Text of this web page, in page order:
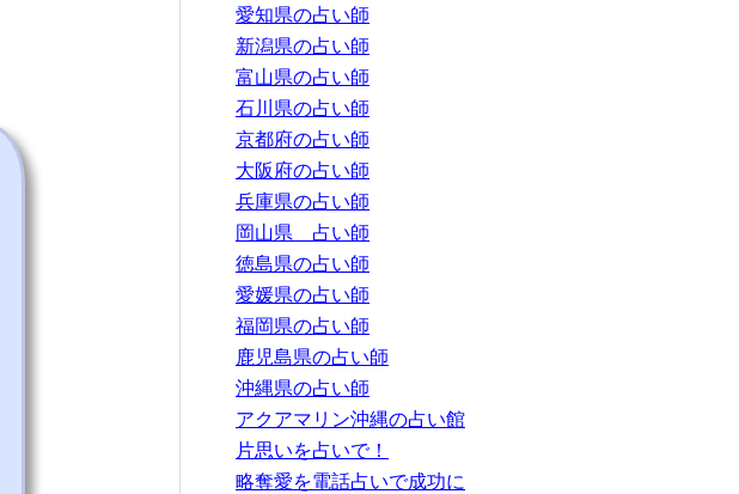
愛知県の占い師
新潟県の占い師
富山県の占い師
石川県の占い師
京都府の占い師
大阪府の占い師
兵庫県の占い師
岡山県 占い師
徳島県の占い師
愛媛県の占い師
福岡県の占い師
鹿児島県の占い師
沖縄県の占い師
アクアマリン沖縄の占い館
片思いを占いで！
略奪愛を電話占いで成功に